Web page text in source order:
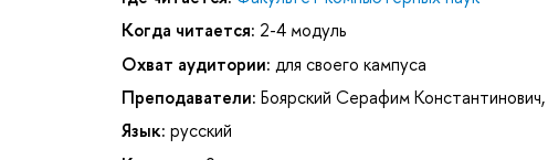
Когда читается: 2-4 модуль
Охват аудитории: для своего кампуса
Преподаватели: Боярский Серафим Константинович,
Язык: русский